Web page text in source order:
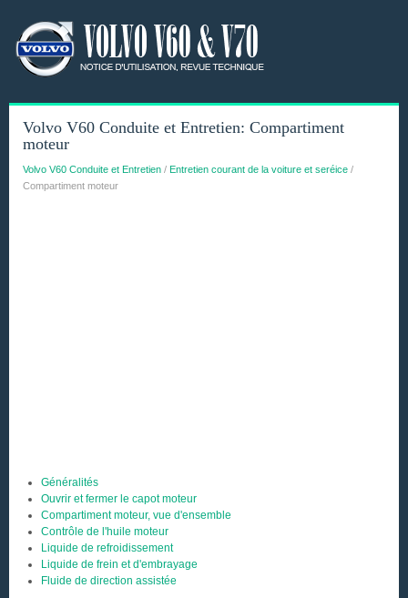
Volvo V60 Conduite et Entretien: Compartiment
moteur
Volvo V60 Conduite et Entretien / Entretien courant de la voiture et seréice /
Compartiment moteur
Généralités
Ouvrir et fermer le capot moteur
Compartiment moteur, vue d'ensemble
Contrôle de l'huile moteur
Liquide de refroidissement
Liquide de frein et d'embrayage
Fluide de direction assistée